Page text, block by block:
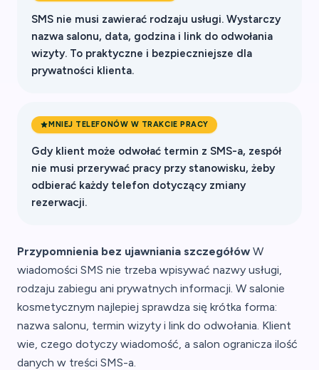
SMS nie musi zawierać rodzaju usługi. Wystarczy
nazwa salonu, data, godzina i link do odwołania
wizyty. To praktyczne i bezpieczniejsze dla
prywatności klienta.
MNIEJ TELEFONÓW W TRAKCIE PRACY
Gdy klient może odwołać termin z SMS-a, zespół
nie musi przerywać pracy przy stanowisku, żeby
odbierać każdy telefon dotyczący zmiany
rezerwacji.
Przypomnienia bez ujawniania szczegółów W
wiadomości SMS nie trzeba wpisywać nazwy usługi,
rodzaju zabiegu ani prywatnych informacji. W salonie
kosmetycznym najlepiej sprawdza się krótka forma:
nazwa salonu, termin wizyty i link do odwołania. Klient
wie, czego dotyczy wiadomość, a salon ogranicza ilość
danych w treści SMS-a.